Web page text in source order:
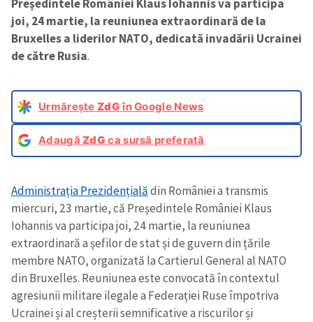
Președintele României Klaus Iohannis va participa
joi, 24 martie, la reuniunea extraordinară de la
Bruxelles a liderilor NATO, dedicată invadării Ucrainei
de către Rusia.
Urmărește ZdGîn Google News
AdaugăZdG ca sursă preferată
Administrația Prezidențialădin României a transmis
miercuri, 23 martie, că Președintele României Klaus
Iohannis va participa joi, 24 martie, la reuniunea
extraordinară a șefilor de stat și de guvern din țările
membre NATO, organizată la Cartierul General al NATO
din Bruxelles. Reuniunea este convocată în contextul
agresiunii militare ilegale a Federației Ruse împotriva
Ucrainei și al creșterii semnificative a riscurilor și